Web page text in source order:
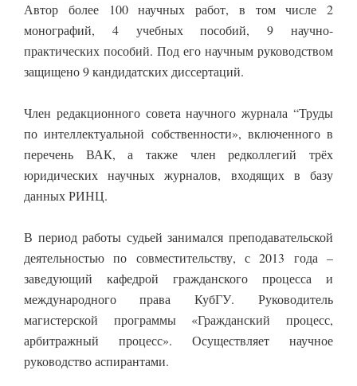
Автор более 100 научных работ, в том числе 2
монографий, 4 учебных пособий, 9 научно-
практических пособий. Под его научным руководством
защищено 9 кандидатских диссертаций.
Член редакционного совета научного журнала “Труды
по интеллектуальной собственности», включенного в
перечень ВАК, а также член редколлегий трёх
юридических научных журналов, входящих в базу
данных РИНЦ.
В период работы судьей занимался преподавательской
деятельностью по совместительству, с 2013 года –
заведующий кафедрой гражданского процесса и
международного права КубГУ. Руководитель
магистерской программы «Гражданский процесс,
арбитражный процесс». Осуществляет научное
руководство аспирантами.